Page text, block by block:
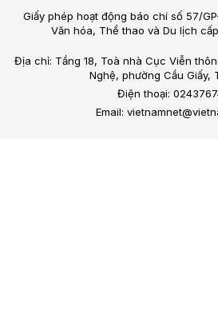
Giấy phép hoạt động báo chí số 57/
Văn hóa, Thể thao và Du lịch
Địa chỉ: Tầng 18, Toà nhà Cục Viễn
Nghệ, phường Cầu Giấy,
Điện thoại:
Email: